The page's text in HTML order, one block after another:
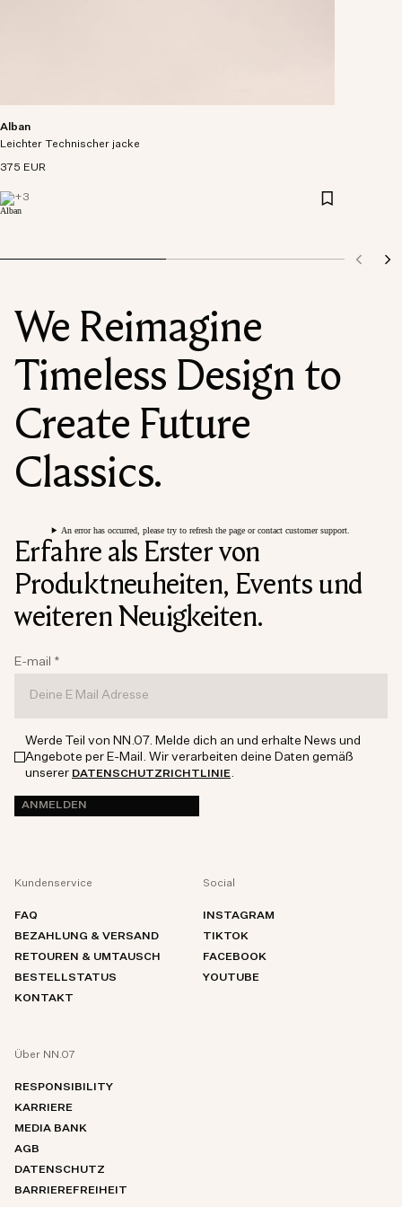
Alban
Leichter Technischer jacke
375 EUR
+3
We Reimagine
Timeless Design to
Create Future
Classics.
An error has occurred, please try to refresh the page or contact customer support.
Erfahre als Erster von
Produktneuheiten, Events und
weiteren Neuigkeiten.
E-mail *
Werde Teil von NN.07. Melde dich an und erhalte News und
Angebote per E-Mail. Wir verarbeiten deine Daten gemäß
unserer DATENSCHUTZRICHTLINIE.
ANMELDEN
Kundenservice
FAQ
BEZAHLUNG & VERSAND
RETOUREN & UMTAUSCH
BESTELLSTATUS
KONTAKT
Social
INSTAGRAM
TIKTOK
FACEBOOK
YOUTUBE
Über NN.07
RESPONSIBILITY
KARRIERE
MEDIA BANK
AGB
DATENSCHUTZ
BARRIEREFREIHEIT